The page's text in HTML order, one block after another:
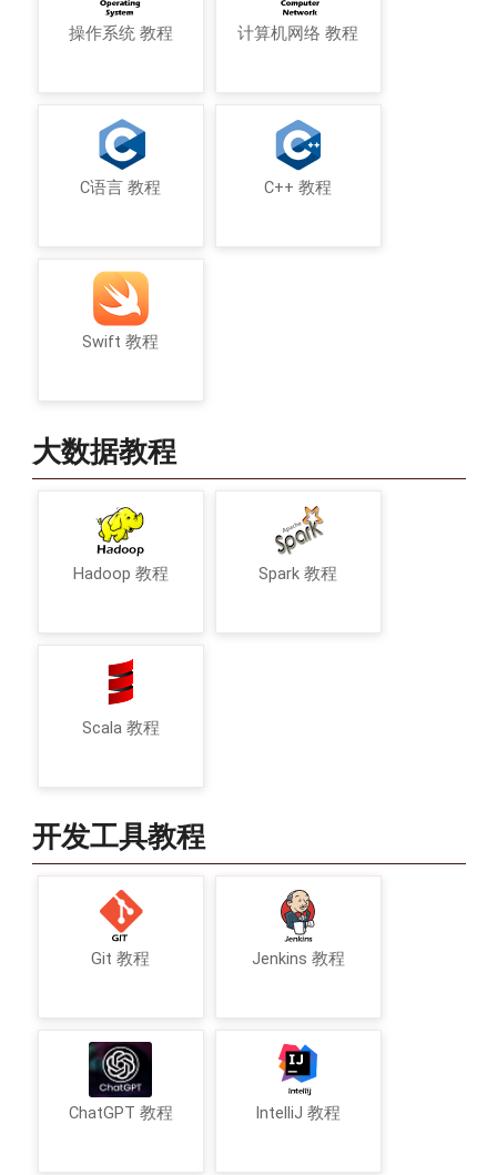
操作系统 教程 计算机网络 教程
C语言 教程 C++ 教程
Swift 教程
大数据教程
Hadoop 教程 Spark 教程
Scala 教程
开发工具教程
Git 教程 Jenkins 教程
ChatGPT 教程 IntelliJ 教程